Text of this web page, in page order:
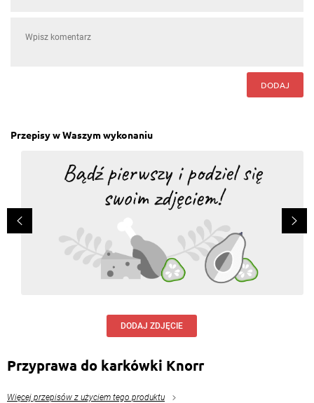
DODAJ
Przepisy w Waszym wykonaniu
DODAJ ZDJĘCIE
Przyprawa do karkówki Knorr
Więcej przepisów z użyciem tego produktu